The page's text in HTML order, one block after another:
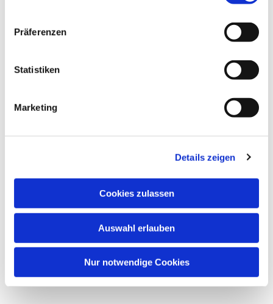
Präferenzen
Statistiken
Marketing
Details zeigen
Cookies zulassen
Auswahl erlauben
Nur notwendige Cookies